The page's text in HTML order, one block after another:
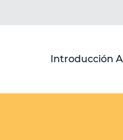
Introducción